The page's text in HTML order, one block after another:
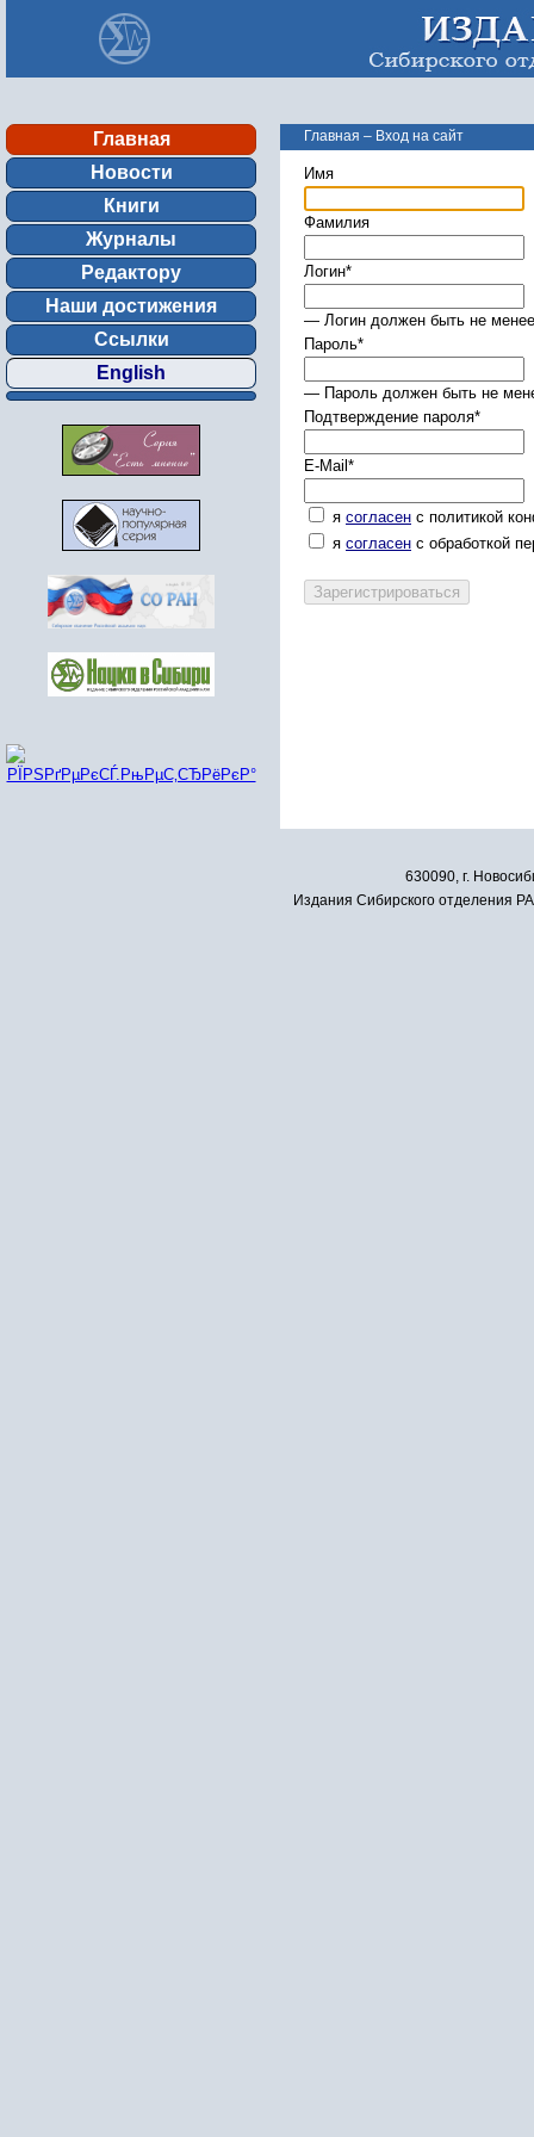
Главная
Новости
Книги
Журналы
Редактору
Наши достижения
Ссылки
English
Главная – Вход на сайт
Имя
Фамилия
Логин*
— Логин должен быть не
Пароль*
— Пароль должен быть не
Подтверждение пароля*
E-Mail *
я согласен с политикой
я согласен с обработкой
630090, г.
Издания Сибирского отделения